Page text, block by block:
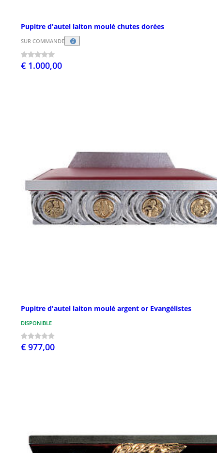
Pupitre d'autel laiton moulé chutes dorées
SUR COMMANDE
€ 1.000,00
Pupitre d'autel laiton moulé argent or Evangélistes
DISPONIBLE
€ 977,00